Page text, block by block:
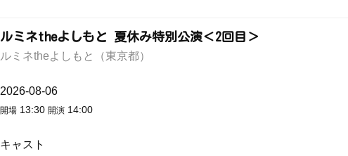
ルミネtheよしもと 夏休み特別公演＜2回目＞
ルミネtheよしもと（東京都）
2026-08-06
開場 13:30 開演 14:00
キャスト